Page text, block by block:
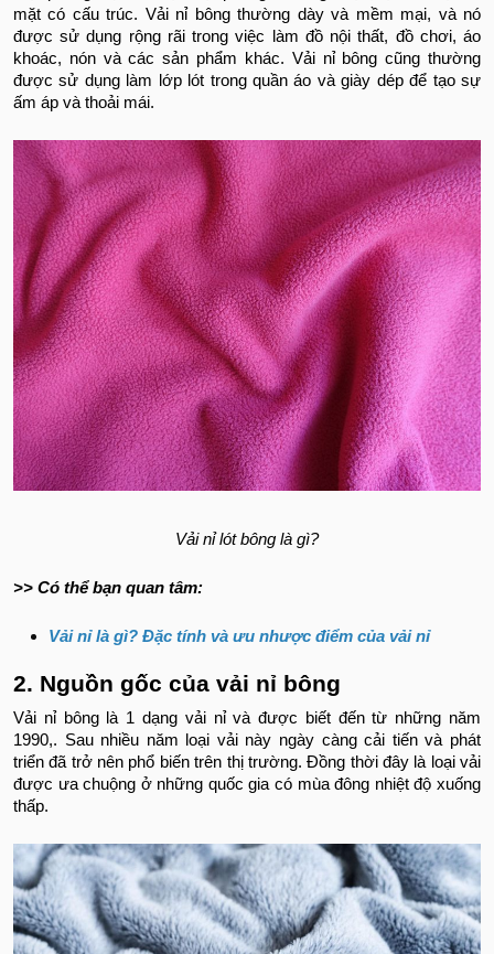
mặt có cấu trúc. Vải nỉ bông thường dày và mềm mại, và nó
được sử dụng rộng rãi trong việc làm đồ nội thất, đồ chơi, áo
khoác, nón và các sản phẩm khác. Vải nỉ bông cũng thường
được sử dụng làm lớp lót trong quần áo và giày dép để tạo sự
ấm áp và thoải mái.
Vải nỉ lót bông là gì?
>> Có thể bạn quan tâm:
Vải nỉ là gì? Đặc tính và ưu nhược điểm của vải nỉ
2. Nguồn gốc của vải nỉ bông
Vải nỉ bông là 1 dạng vải nỉ và được biết đến từ những năm
1990,. Sau nhiều năm loại vải này ngày càng cải tiến và phát
triển đã trở nên phổ biến trên thị trường. Đồng thời đây là loại vải
được ưa chuộng ở những quốc gia có mùa đông nhiệt độ xuống
thấp.